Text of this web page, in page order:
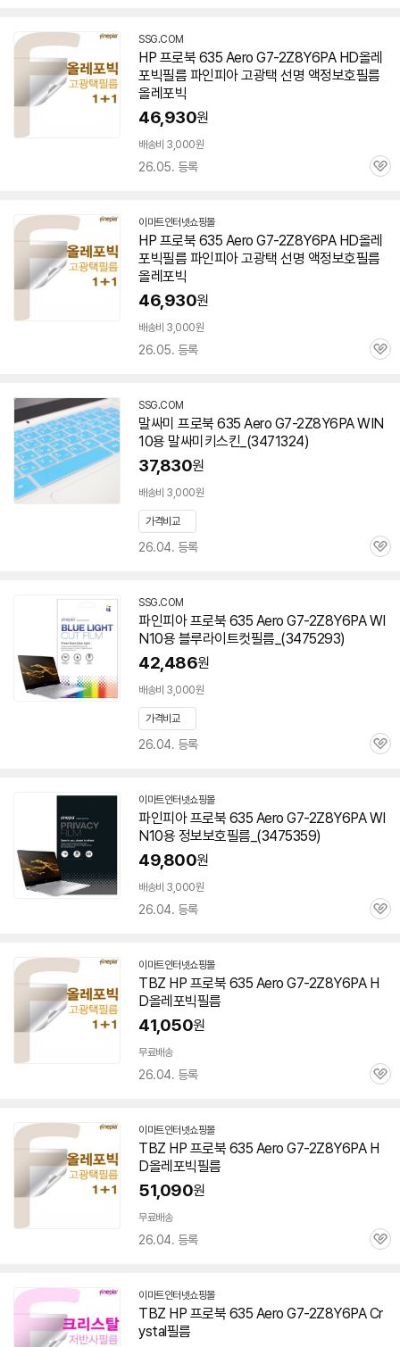
SSG.COM
HP 프로북 635 Aero G7-2Z8Y6PAHD올레
포빅필름 파인피아 고광택 선명 액정보호필름
올레포빅
46,930원
배송비 3,000원
26.05. 등록
관
이마트인터넷쇼핑몰
HP 프로북 635 Aero G7-2Z8Y6PAHD올레
포빅필름 파인피아 고광택 선명 액정보호필름
올레포빅
46,930원
배송비 3,000원
26.05. 등록
관
SSG.COM
말싸미 프로북 635 Aero G7-2Z8Y6PAWIN
10용 말싸미키스킨_(3471324)
37,830원
배송비 3,000원
가격비교
26.04. 등록
관
SSG.COM
파인피아 프로북 635 Aero G7-2Z8Y6PAWI
N10용 블루라이트컷필름_(3475293)
42,486원
배송비 3,000원
가격비교
26.04. 등록
관
이마트인터넷쇼핑몰
파인피아 프로북 635 Aero G7-2Z8Y6PAWI
N10용 정보보호필름_(3475359)
49,800원
배송비 3,000원
26.04. 등록
관
이마트인터넷쇼핑몰
TBZ HP 프로북 635 Aero G7-2Z8Y6PAH
D올레포빅필름
41,050원
무료배송
26.04. 등록
관
이마트인터넷쇼핑몰
TBZ HP 프로북 635 Aero G7-2Z8Y6PAH
D올레포빅필름
51,090원
무료배송
26.04. 등록
관
이마트인터넷쇼핑몰
TBZ HP 프로북 635 Aero G7-2Z8Y6PACr
ystal필름